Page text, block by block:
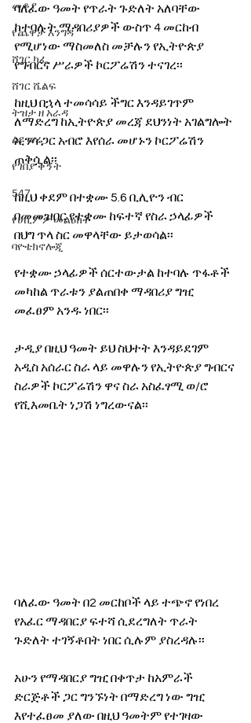
መቆያ
የጨዋታ እንግዳ
ሸገር ካፌ
ሸገር ሼልፍ
ትዝታ ዘ አራዳ
ልዩ ወሬ
የገበያ ቅኝት
547
የሀኪምዎ መልዕክት
ባዮቴክኖሎጂ
ባለፈው ዓመት የጥራት ጉድለት አለባቸው
ከተባሉት ማዳበሪያዎች ውስጥ 4 መርከብ
የሚሆነው ማስመለስ መቻሉን የኢትዮጵያ
የግብርና ሥራዎች ኮርፖሬሽን ተናገረ፡፡
ከዚህ በኋላ ተመሳሳይ ችግር እንዳይገጥም
ለማድረግ ከኢትዮጵያ መረጃ ደህንነት አገልግሎት
ኢንሳ ጋር አብሮ እየሰራ መሆኑን ኮርፖሬሽን
ጠቅሷል፡፡
ከዚህ ቀደም በተቋሙ 5.6 ቢሊዮን ብር
በመመዝበር የተቋሙ ከፍተኛ የስራ ኃላፊዎች
በህግ ጥላ ስር መዋላቸው ይታወሳል፡፡
የተቋሙ ኃላፊዎች ሰርተውታል ከተባሉ ጥፋቶች
መካከል ጥራቱን ያልጠበቀ ማዳበሪያ ግዢ
መፈፀም አንዱ ነበር፡፡
ታዲያ በዚህ ዓመት ይህ ስህተት እንዳይደገም
አዲስ አሰራር ስራ ላይ መዋሉን የኢትዮጵያ ግብርና
ስራዎች ኮርፖሬሽን ዋና ስራ አስፈፃሚ ወ/ሮ
የሺእመቤት ነጋሽ ነግረውናል፡፡
ባለፈው ዓመት በ2 መርከቦች ላይ ተጭኖ የነበረ
የአፈር ማዳበርያ ፍተሻ ሲደረግለት ጥራት
ጉድለት ተገኝቶበት ነበር ሲሉም ያስረዳሉ፡፡
አሁን የማዳበርያ ግዢ በቀጥታ ከአምራች
ድርጅቶች ጋር ግንኙነት በማድረግ ነው ግዢ
እየተፈፀመ ያለው በዚህ ዓመትም የተገዛው